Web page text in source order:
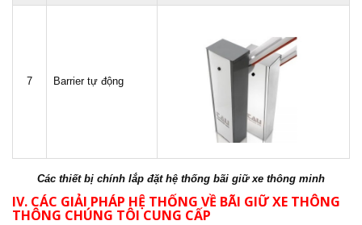
7 Barrier tự động
Các thiết bị chính lắp đặt hệ thống bãi giữ xe thông minh
IV. CÁC GIẢI PHÁP HỆ THỐNG VỀ BÃI GIỮ XE THÔNG
THÔNG CHÚNG TÔI CUNG CẤP